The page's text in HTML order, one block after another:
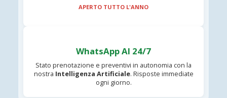
APERTO TUTTO L'ANNO
WhatsApp AI 24/7
Stato prenotazione e preventivi in autonomia con la
nostra Intelligenza Artificiale. Risposte immediate
ogni giorno.